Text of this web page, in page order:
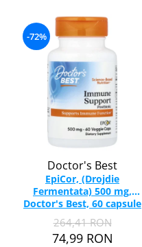
-72%
Doctor's Best
EpiCor, (Drojdie
Fermentata) 500 mg,
Doctor's Best, 60 capsule
264,41 RON
74,99 RON